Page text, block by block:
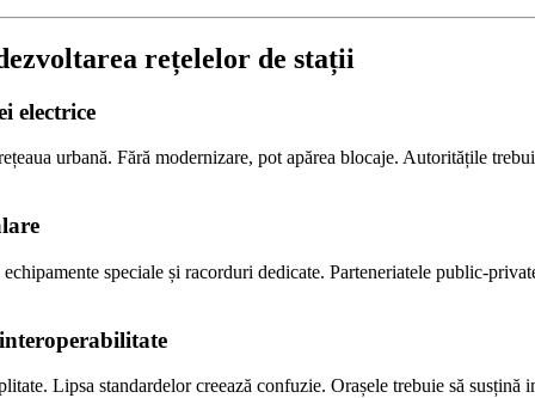
rețelelor de stații
electrice
urbană. Fără modernizare, pot apărea blocaje. Autoritățile
speciale și racorduri dedicate. Parteneriatele public-
Lipsa standardelor creează confuzie. Orașele trebuie să susțină